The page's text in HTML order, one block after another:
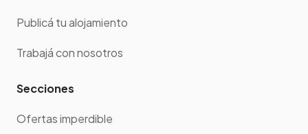
Publicá tu alojamiento
Trabajá con nosotros
Secciones
Ofertas imperdible